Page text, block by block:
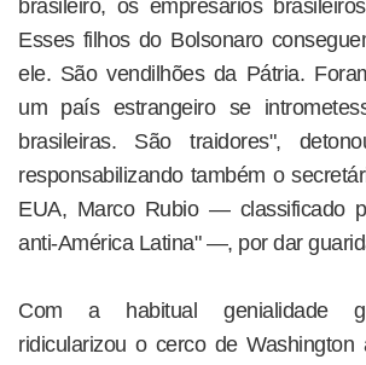
brasileiro, os empresários
Esses filhos do Bolsonaro
ele. São vendilhões da Pátria.
um país estrangeiro se
brasileiras. São traidores",
responsabilizando também o
EUA, Marco Rubio — classificado
anti-América Latina" —, por dar
Com a habitual genialidade
ridicularizou o cerco de Washington